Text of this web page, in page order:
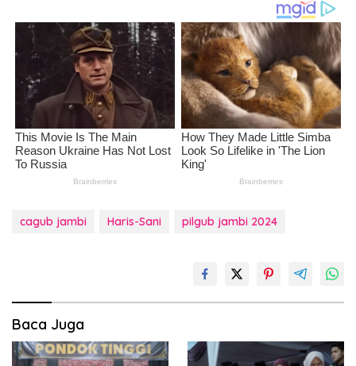
cagub jambi Haris-Sani pilgub jambi 2024
Baca Juga